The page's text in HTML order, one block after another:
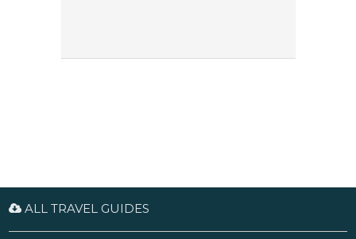
ALL TRAVEL GUIDES